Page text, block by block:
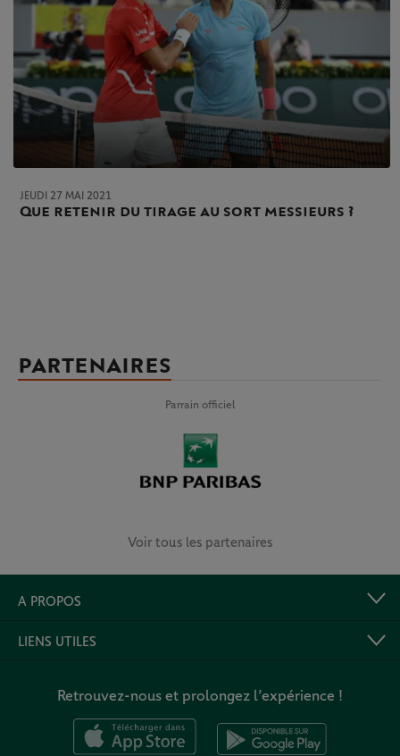
JEUDI 27 MAI 2021
Que retenir du tirage au sort messieurs ?
PARTENAIRES
Parrain officiel
Voir tous les partenaires
A PROPOS
LIENS UTILES
Retrouvez-nous et prolongez l’expérience !